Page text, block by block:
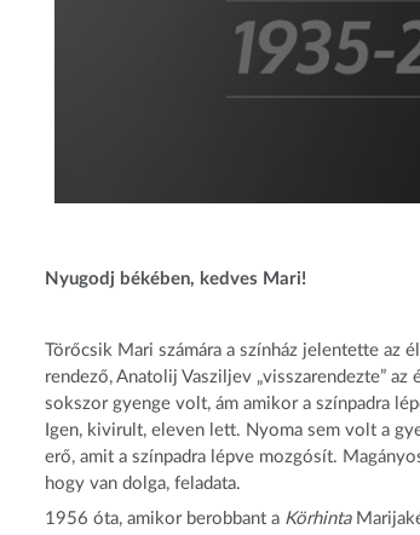
Nyugodj békében, kedves Mari!
Törőcsik Mari számára a színház jelentette az
rendező, Anatolij Vasziljev „visszarendezte” az
sokszor gyenge volt, ám amikor a színpadra
Igen, kivirult, eleven lett. Nyoma sem volt a
erő, amit a színpadra lépve mozgósít.
hogy van dolga, feladata.
1956 óta, amikor berobbant a Körhinta